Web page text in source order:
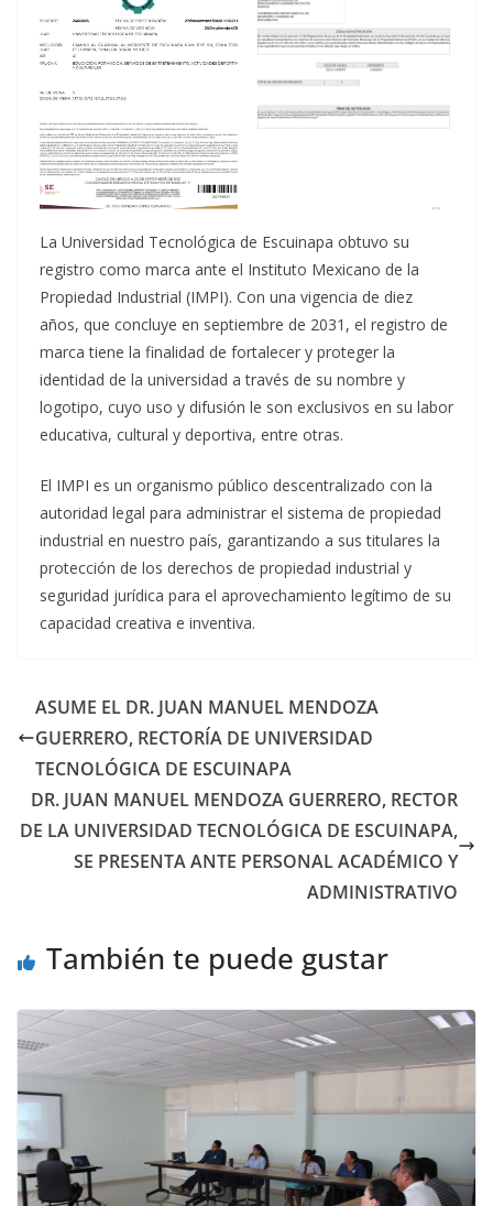
La Universidad Tecnológica de Escuinapa obtuvo su
registro como marca ante el Instituto Mexicano de la
Propiedad Industrial (IMPI). Con una vigencia de diez
años, que concluye en septiembre de 2031, el registro de
marca tiene la finalidad de fortalecer y proteger la
identidad de la universidad a través de su nombre y
logotipo, cuyo uso y difusión le son exclusivos en su labor
educativa, cultural y deportiva, entre otras.
El IMPI es un organismo público descentralizado con la
autoridad legal para administrar el sistema de propiedad
industrial en nuestro país, garantizando a sus titulares la
protección de los derechos de propiedad industrial y
seguridad jurídica para el aprovechamiento legítimo de su
capacidad creativa e inventiva.
ASUME EL DR. JUAN MANUEL MENDOZA
GUERRERO, RECTORÍA DE UNIVERSIDAD
TECNOLÓGICA DE ESCUINAPA
DR. JUAN MANUEL MENDOZA GUERRERO, RECTOR
DE LA UNIVERSIDAD TECNOLÓGICA DE ESCUINAPA,
SE PRESENTA ANTE PERSONAL ACADÉMICO Y
ADMINISTRATIVO
También te puede gustar